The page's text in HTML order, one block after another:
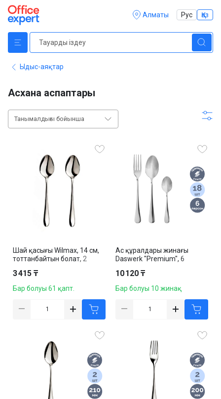
Алматы Рус Қаз
Ыдыс-аяқтар
Асхана аспаптары
Танымалдығы бойынша
Шай қасығы Wilmax, 14 см,
тоттанбайтын болат, 2
3 415 ₸
Бар болуы 61 қапт.
Ас құралдары жинағы
Daswerk "Premium", 6
болат, 24 дана/жинақ
10 120 ₸
Бар болуы 10 жинақ